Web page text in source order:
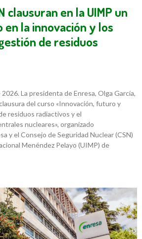
clausuran en la UIMP un
la innovación y los
de residuos
La presidenta de Enresa, Olga García,
del curso «Innovación, futuro y
residuos radiactivos y el
nucleares», organizado
y el Consejo de Seguridad Nuclear (CSN)
Menéndez Pelayo (UIMP) de